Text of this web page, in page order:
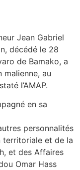
Jean Gabriel
décédé le 28
de Bamako, a
malienne, au
l’AMAP.
en sa
personnalités
territoriale et de la
et des Affaires
Omar Hass